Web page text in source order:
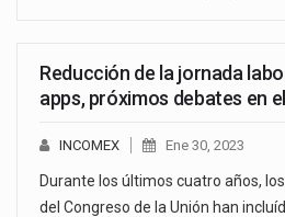
Reducción de la jornada
apps, próximos debates en
INCOMEX Ene 30, 2023
Durante los últimos cuatro años,
del Congreso de la Unión han